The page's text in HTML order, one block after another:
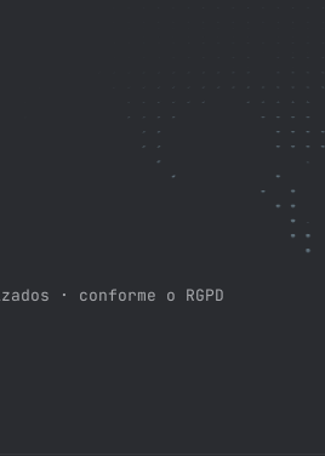
· conforme o RGPD